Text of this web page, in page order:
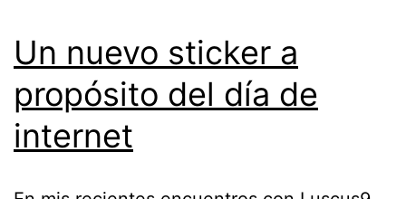
Un nuevo sticker a
propósito del día de
internet